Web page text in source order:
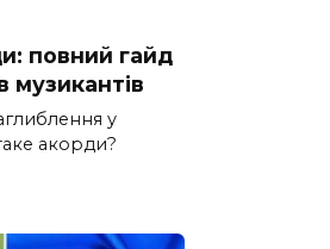
повний гайд
музикантів
у
акорди?